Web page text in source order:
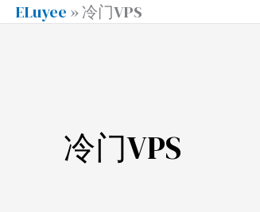
ELuyee »冷门VPS
冷门VPS